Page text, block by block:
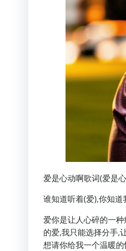
爱是心动啊歌词(爱是
谁知道听着(爱),你知道
爱你是让人心碎的一
的爱,我只能选择分手,
想请你给我一个温暖